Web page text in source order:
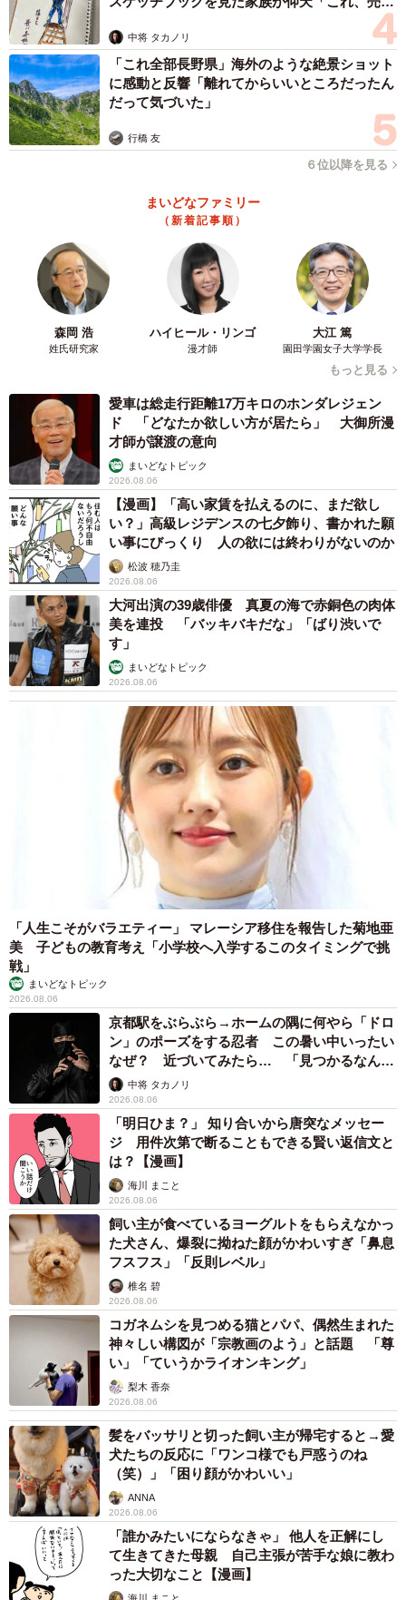
中将 タカノリ
「これ全部長野県」海外のような絶景ショット
に感動と反響「離れてからいいところだったん
だって気づいた」
行橋 友
６位以降を見る
まいどなファミリー
（新着記事順）
森岡 浩
姓氏研究家
ハイヒール・リンゴ
漫才師
大江 篤
園田学園女子大学学長
もっと見る
愛車は総走行距離17万キロのホンダレジェン
ド 「どなたか欲しい方が居たら」 大御所漫
才師が譲渡の意向
まいどなトピック
2026.08.06
【漫画】「高い家賃を払えるのに、まだ欲し
い？」高級レジデンスの七夕飾り、書かれた願
い事にびっくり 人の欲には終わりがないのか
松波 穂乃圭
2026.08.06
大河出演の39歳俳優 真夏の海で赤銅色の肉体
美を連投 「バッキバキだな」「ばり渋いで
す」
まいどなトピック
2026.08.06
「人生こそがバラエティー」 マレーシア移住を報告した菊地亜
美 子どもの教育考え「小学校へ入学するこのタイミングで挑
戦」
まいどなトピック
2026.08.06
京都駅をぶらぶら→ホームの隅に何やら「ドロ
ン」のポーズをする忍者 この暑い中いったい
なぜ？ 近づいてみたら… 「見つかるなんて
未熟」中将 タカノリ
2026.08.06
「明日ひま？」 知り合いから唐突なメッセー
ジ 用件次第で断ることもできる賢い返信文と
は？【漫画】
海川 まこと
2026.08.06
飼い主が食べているヨーグルトをもらえなかっ
た犬さん、爆裂に拗ねた顔がかわいすぎ「鼻息
フスフス」「反則レベル」
椎名 碧
2026.08.06
コガネムシを見つめる猫とパパ、偶然生まれた
神々しい構図が「宗教画のよう」と話題 「尊
い」「ていうかライオンキング」
梨木 香奈
2026.08.06
髪をバッサリと切った飼い主が帰宅すると→愛
犬たちの反応に「ワンコ様でも戸惑うのね
（笑）」「困り顔がかわいい」
ANNA
2026.08.06
「誰かみたいにならなきゃ」 他人を正解にし
て生きてきた母親 自己主張が苦手な娘に教わ
った大切なこと【漫画】